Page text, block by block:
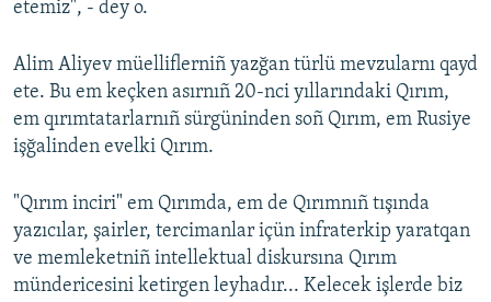
etemiz", - dey o.
Alim Aliyev müelliflerniñ yazğan türlü mevzularnı qayd
ete. Bu em keçken asırnıñ 20-nci yıllarındaki Qırım,
em qırımtatarlarnıñ sürgüninden soñ Qırım, em Rusiye
işğalinden evelki Qırım.
"Qırım inciri" em Qırımda, em de Qırımnıñ tışında
yazıcılar, şairler, tercimanlar içün infraterkip yaratqan
ve memleketniñ intellektual diskursına Qırım
mündericesini ketirgen leyhadır... Kelecek işlerde biz